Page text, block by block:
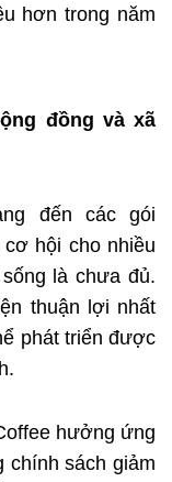
hơn trong năm
đồng và xã
đến các gói
hội cho nhiều
là chưa đủ.
thuận lợi nhất
phát triển được
hưởng ứng
chính sách giảm